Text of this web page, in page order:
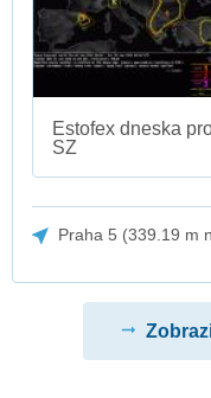
Estofex dneska
SZ
Praha 5 (339.19 m